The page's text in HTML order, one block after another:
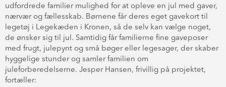
udfordrede familier mulighed for at opleve en jul med gaver,
nærvær og fællesskab. Børnene får deres eget gavekort til
legetøj i Legekæden i Kronen, så de selv kan vælge noget,
de ønsker sig til jul. Samtidig får familierne fine gaveposer
med frugt, julepynt og små bøger eller legesager, der skaber
hyggelige stunder og samler familien om
juleforberedelserne. Jesper Hansen, frivillig på projektet,
fortæller: